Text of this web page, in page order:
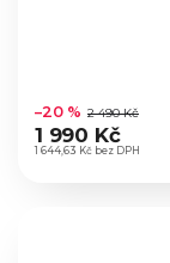
hodnocení
produktu
je
1 644,63 Kč bez DPH
–20 % 2 490 Kč
1 990 Kč